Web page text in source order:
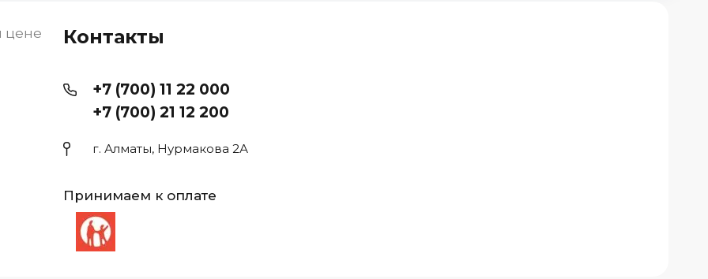
цене Контакты
+7 (700) 11 22 000
+7 (700) 21 12 200
г. Алматы, Нурмакова 2А
Принимаем к оплате